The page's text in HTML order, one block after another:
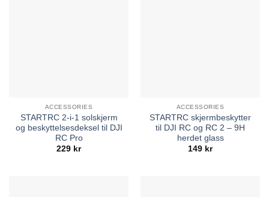
ACCESSORIES
STARTRC 2-i-1 solskjerm
og beskyttelsesdeksel til DJI
RC Pro
229 kr
ACCESSORIES
STARTRC skjermbeskytter
til DJI RC og RC 2 – 9H
herdet glass
149 kr